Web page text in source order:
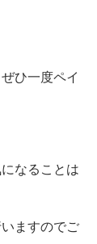
ひ一度ペイ
なることは
ますのでご